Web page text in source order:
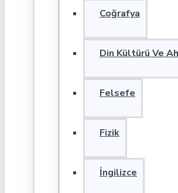
Coğrafya
Din Kültürü Ve
Felsefe
Fizik
İngilizce